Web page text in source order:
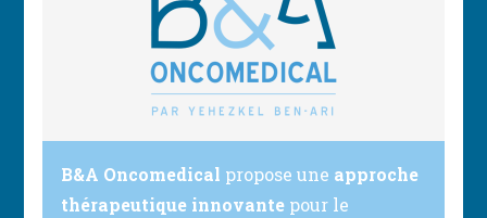
B&A Oncomedical propose une approche
thérapeutique innovante pour le